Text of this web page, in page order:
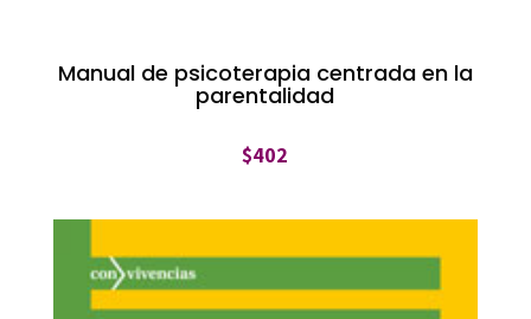
Manual de psicoterapia centrada en la
parentalidad
$402